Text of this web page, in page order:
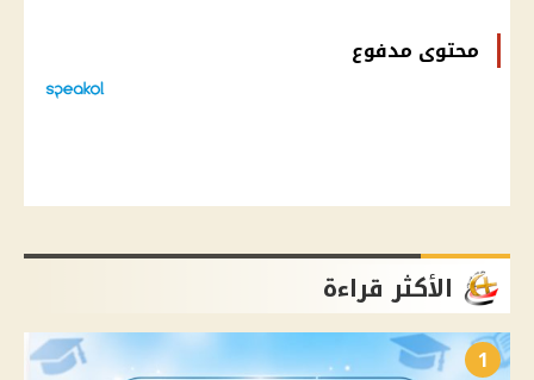
محتوى مدفوع
الأكثر قراءة
1